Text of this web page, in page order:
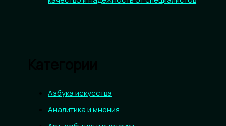
Азбука искусства
Аналитика и мнения